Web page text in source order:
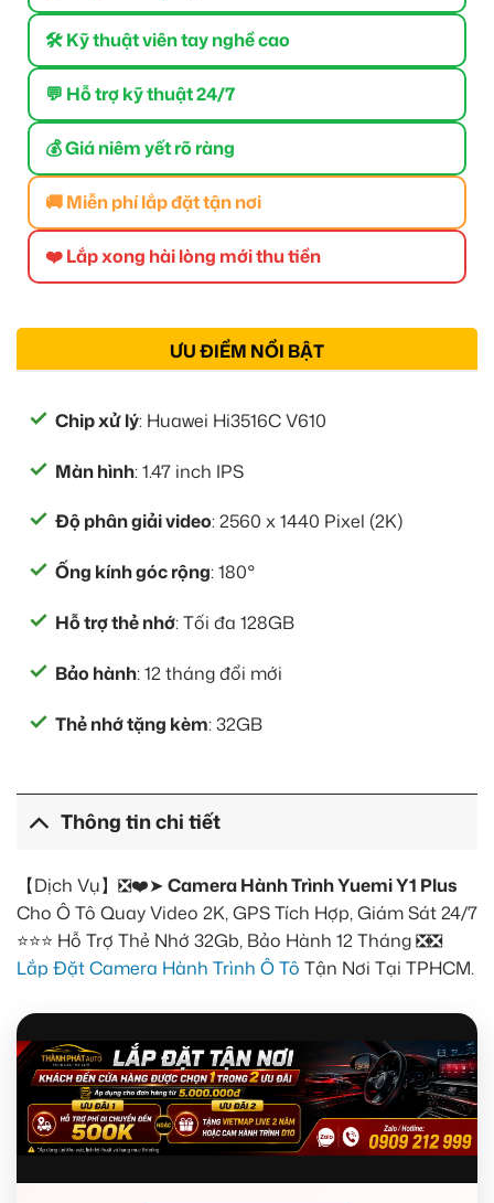
🛠 Kỹ thuật viên tay nghề cao
💬 Hỗ trợ kỹ thuật 24/7
💰 Giá niêm yết rõ ràng
🚚 Miễn phí lắp đặt tận nơi
❤️ Lắp xong hài lòng mới thu tiền
ƯU ĐIỂM NỔI BẬT
Chip xử lý: Huawei Hi3516C V610
Màn hình: 1.47 inch IPS
Độ phân giải video: 2560 x 1440 Pixel (2K)
Ống kính góc rộng: 180°
Hỗ trợ thẻ nhớ: Tối đa 128GB
Bảo hành: 12 tháng đổi mới
Thẻ nhớ tặng kèm: 32GB
Thông tin chi tiết
【Dịch Vụ】❎❤️➤ Camera Hành Trình Yuemi Y1 Plus
Cho Ô Tô Quay Video 2K, GPS Tích Hợp, Giám Sát 24/7
⭐⭐⭐ Hỗ Trợ Thẻ Nhớ 32Gb, Bảo Hành 12 Tháng ❎❎
Lắp Đặt Camera Hành Trình Ô Tô Tận Nơi Tại TPHCM.